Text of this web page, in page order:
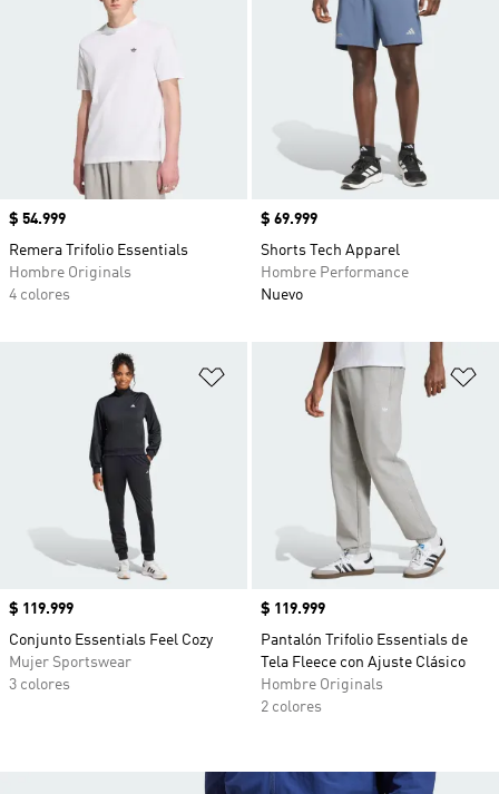
Precio
$ 54.999
Remera Trifolio Essentials
Hombre Originals
4 colores
Precio
$ 69.999
Shorts Tech Apparel
Hombre Performance
Nuevo
Añadir a la lista de deseos
Precio
$ 119.999
Conjunto Essentials Feel Cozy
Mujer Sportswear
3 colores
Precio
$ 119.999
Pantalón Trifolio Essentials de
Tela Fleece con Ajuste Clásico
Hombre Originals
2 colores